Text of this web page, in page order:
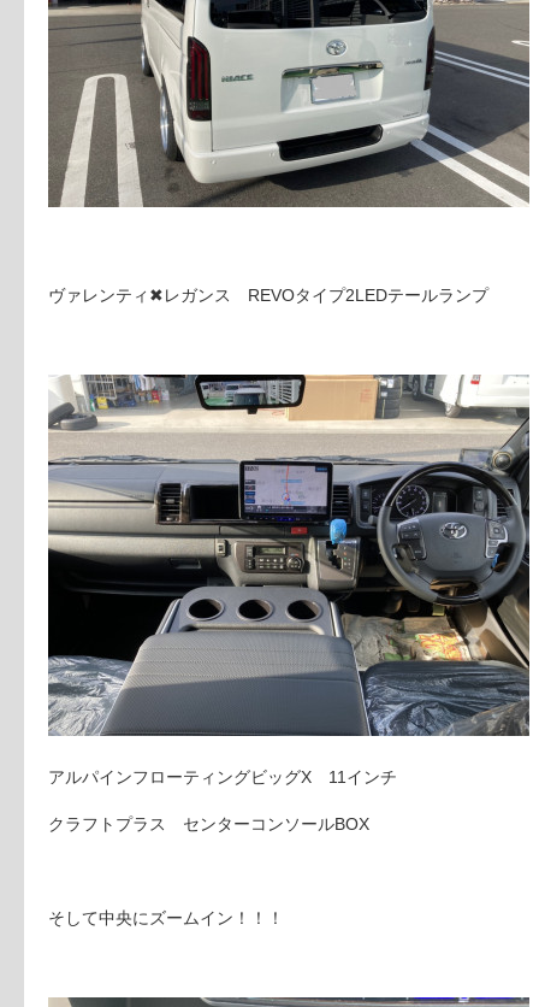
ヴァレンティ✖レガンス REVOタイプ2LEDテールランプ
アルパインフローティングビッグX 11インチ
クラフトプラス センターコンソールBOX
そして中央にズームイン！！！